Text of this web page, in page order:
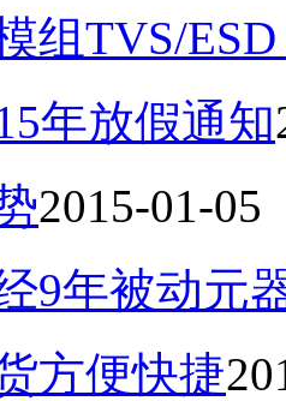
组TVS/
年放假通知
2015-01-05
9年被动元
方便快捷